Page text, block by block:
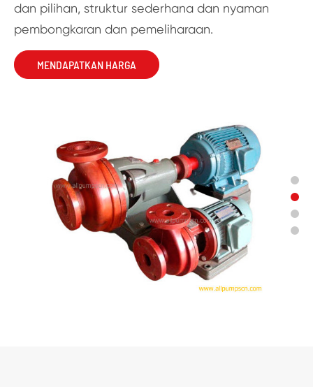
dan pilihan, struktur sederhana dan nyaman
pembongkaran dan pemeliharaan.
MENDAPATKAN HARGA